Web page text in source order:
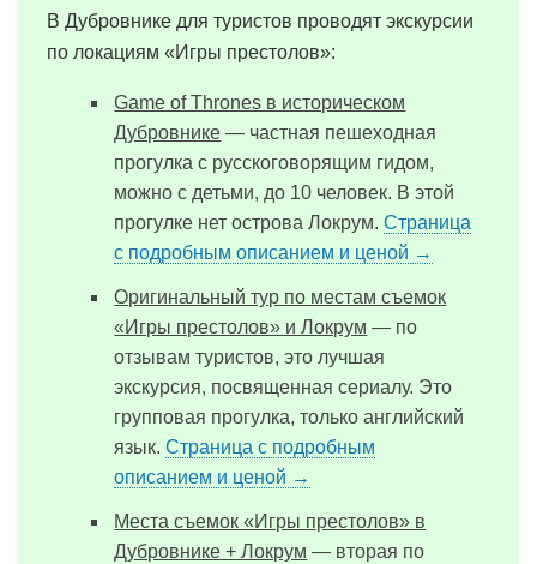
В Дубровнике для туристов проводят экскурсии
по локациям «Игры престолов»:
Game of Thrones в историческом
Дубровнике — частная пешеходная
прогулка с русскоговорящим гидом,
можно с детьми, до 10 человек. В этой
прогулке нет острова Локрум.Страница
с подробным описанием и ценой →
Оригинальный тур по местам съемок
«Игры престолов» и Локрум — по
отзывам туристов, это лучшая
экскурсия, посвященная сериалу. Это
групповая прогулка, только английский
язык.Страница с подробным
описанием и ценой →
Места съемок «Игры престолов» в
Дубровнике + Локрум — вторая по